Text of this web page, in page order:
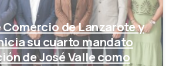
Comercio de Lanzarote y
su cuarto mandato
de José Valle como